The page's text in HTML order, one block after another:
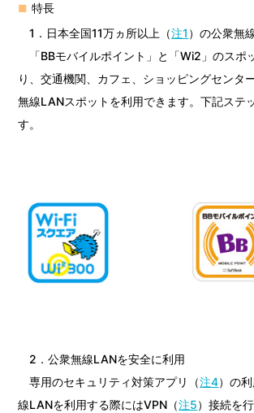
特長
1．日本全国11万ヵ所以上（注1 ）の公衆無
「BBモバイルポイント」と「Wi2」のスポ
り、交通機関、カフェ、ショッピングセンタ
無線LANスポットを利用できます。下記ステ
す。
2．公衆無線LANを安全に利用
専用のセキュリティ対策アプリ（注4）の
線LANを利用する際にはVPN（注5）接続を